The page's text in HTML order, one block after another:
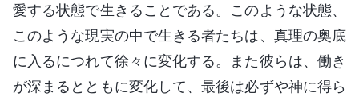
愛する状態で生きることである。このような状態、
このような現実の中で生きる者たちは、真理の奥底
に入るにつれて徐々に変化する。また彼らは、働き
が深まるとともに変化して、最後は必ずや神に得ら